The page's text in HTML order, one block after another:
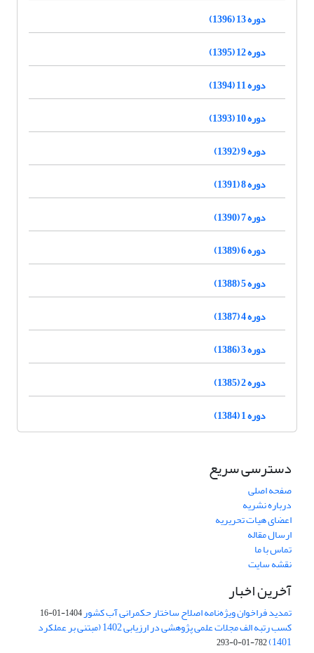
دوره 13 (1396)
دوره 12 (1395)
دوره 11 (1394)
دوره 10 (1393)
دوره 9 (1392)
دوره 8 (1391)
دوره 7 (1390)
دوره 6 (1389)
دوره 5 (1388)
دوره 4 (1387)
دوره 3 (1386)
دوره 2 (1385)
دوره 1 (1384)
دسترسی سریع
صفحه اصلی
درباره نشریه
اعضای هیات تحریریه
ارسال مقاله
تماس با ما
نقشه سایت
آخرین اخبار
تمدید فراخوان ویژه‌نامه اصلاح ساختار حکمرانی آب کشور1404-01-16
کسب رتبه الف مجلات علمی پژوهشی در ارزیابی 1402 (مبتنی بر عملکرد
1401)
782-01-0-293